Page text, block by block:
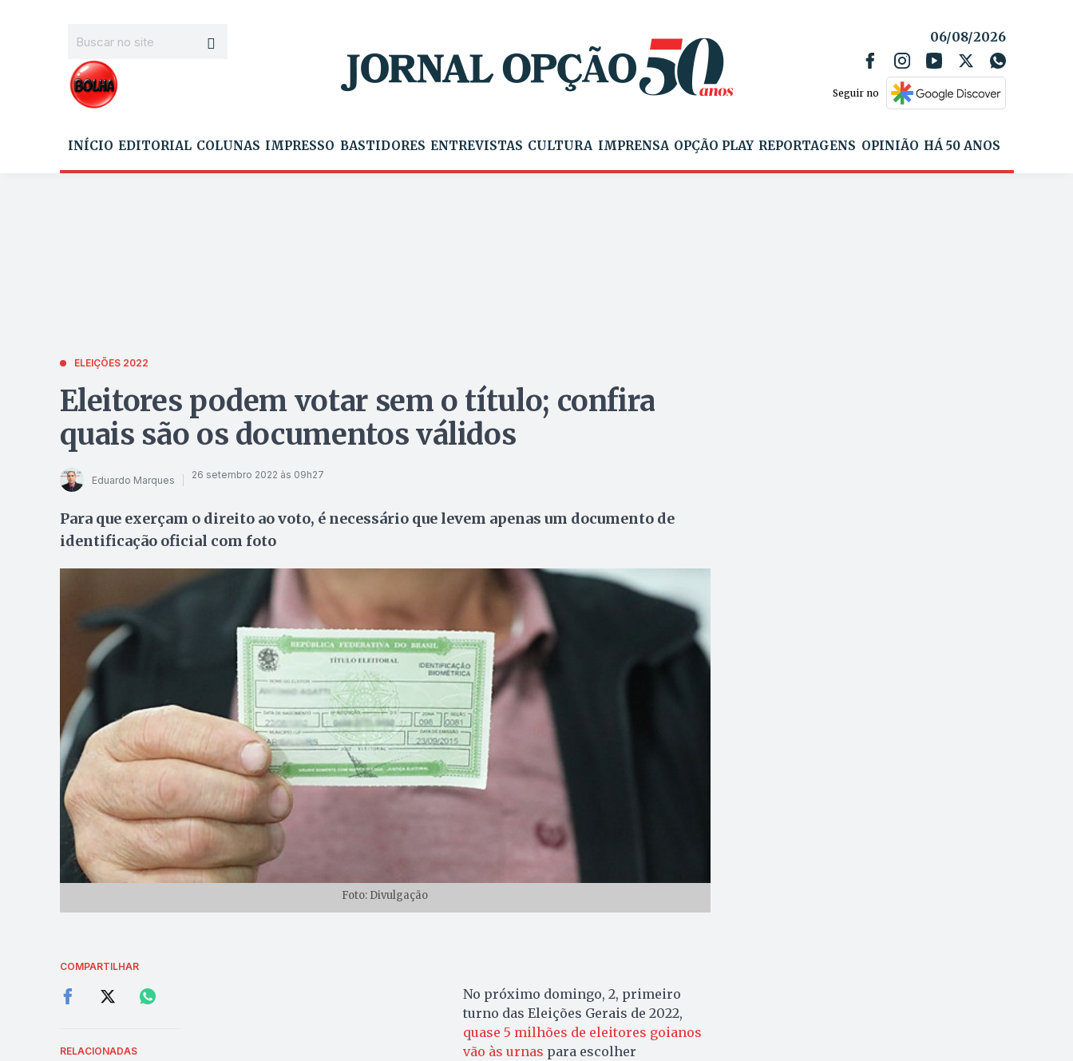
06/08/2026
Seguir no
INÍCIO EDITORIAL COLUNAS IMPRESSO BASTIDORES ENTREVISTAS CULTURA IMPRENSA OPÇÃO PLAY REPORTAGENS OPINIÃO HÁ 50 ANOS
ELEIÇÕES 2022
Eleitores podem votar sem o título; confira
quais são os documentos válidos
Eduardo Marques 26 setembro 2022 às 09h27
Para que exerçam o direito ao voto, é necessário que levem apenas um documento de
identificação oficial com foto
Foto: Divulgação
COMPARTILHAR
RELACIONADAS
No próximo domingo, 2, primeiro
turno das Eleições Gerais de 2022,
quase 5 milhões de eleitores goianos
vão às urnas para escolher